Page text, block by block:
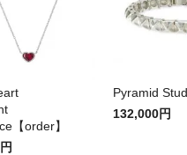
【order】
Pyramid
132,000円